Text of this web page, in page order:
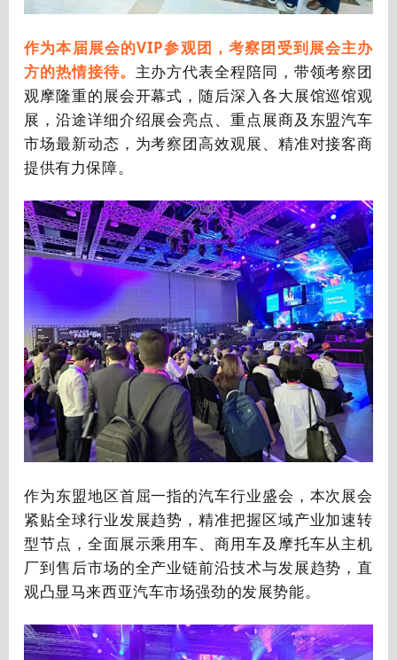
作为本届展会的VIP参观团，考察团受到展会主办
方的热情接待。 主办方代表全程陪同，带领考察团
观摩隆重的展会开幕式，随后深入各大展馆巡馆观
展，沿途详细介绍展会亮点、重点展商及东盟汽车
市场最新动态，为考察团高效观展、精准对接客商
提供有力保障。
作为东盟地区首屈一指的汽车行业盛会，本次展会
紧贴全球行业发展趋势，精准把握区域产业加速转
型节点，全面展示乘用车、商用车及摩托车从主机
厂到售后市场的全产业链前沿技术与发展趋势，直
观凸显马来西亚汽车市场强劲的发展势能。